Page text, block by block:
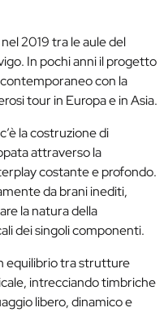
2019 tra le aule del
In pochi anni il progetto
con la
tour in Europa e in Asia.
la costruzione di
attraverso la
costante e profondo.
da brani inediti,
la natura della
dei singoli componenti.
equilibrio tra strutture
intrecciando timbriche
libero, dinamico e